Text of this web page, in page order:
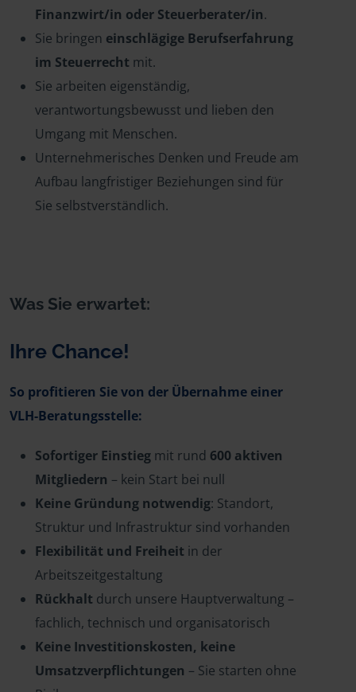
Finanzwirt/in oder Steuerberater/in.
Sie bringen einschlägige Berufserfahrung
im Steuerrecht mit.
Sie arbeiten eigenständig,
verantwortungsbewusst und lieben den
Umgang mit Menschen.
Unternehmerisches Denken und Freude am
Aufbau langfristiger Beziehungen sind für
Sie selbstverständlich.
Was Sie erwartet:
Ihre Chance!
So profitieren Sie von der Übernahme einer
VLH-Beratungsstelle:
Sofortiger Einstieg mit rund 600 aktiven
Mitgliedern – kein Start bei null
Keine Gründung notwendig: Standort,
Struktur und Infrastruktur sind vorhanden
Flexibilität und Freiheit in der
Arbeitszeitgestaltung
Rückhalt durch unsere Hauptverwaltung –
fachlich, technisch und organisatorisch
Keine Investitionskosten, keine
Umsatzverpflichtungen – Sie starten ohne